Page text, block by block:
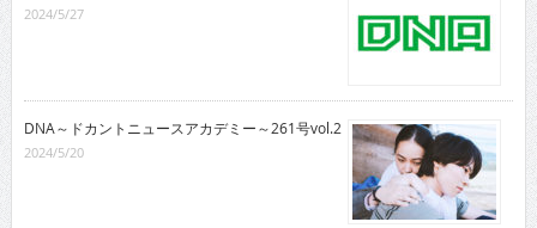
2024/5/27
DNA～ドカントニュースアカデミー～261号vol.2
2024/5/20